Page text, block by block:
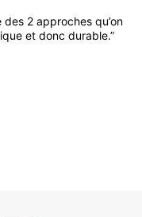
des 2 approches qu’on
et donc durable.”